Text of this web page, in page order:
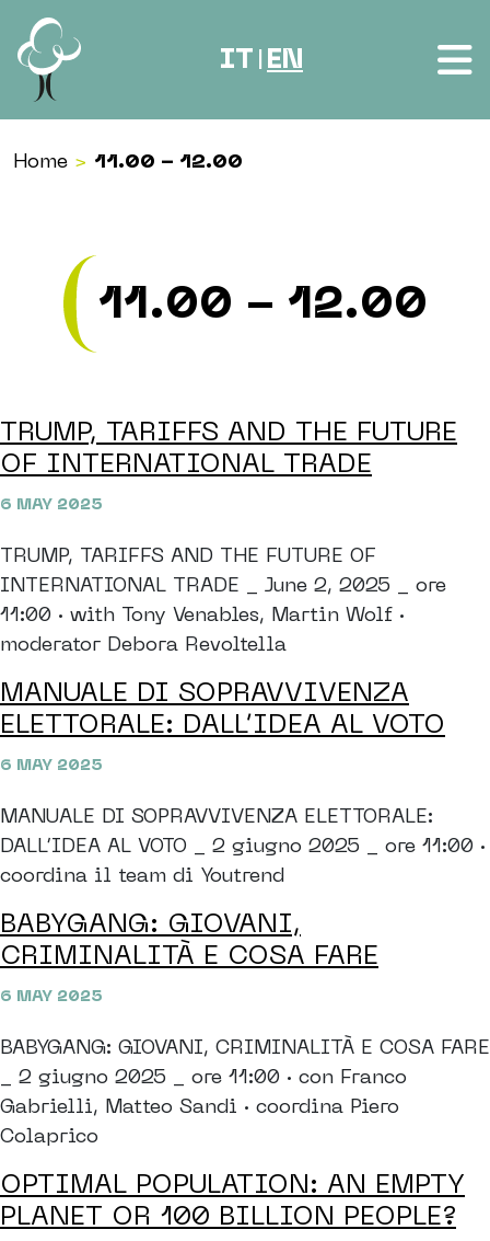
Skip to content
IT EN
Home > 11.00 - 12.00
11.00 - 12.00
TRUMP, TARIFFS AND THE FUTURE
OF INTERNATIONAL TRADE
6 MAY 2025
TRUMP, TARIFFS AND THE FUTURE OF
INTERNATIONAL TRADE _ June 2, 2025 _ ore
11:00 · with Tony Venables, Martin Wolf ·
moderator Debora Revoltella
MANUALE DI SOPRAVVIVENZA
ELETTORALE: DALL’IDEA AL VOTO
6 MAY 2025
MANUALE DI SOPRAVVIVENZA ELETTORALE:
DALL’IDEA AL VOTO _ 2 giugno 2025 _ ore 11:00 ·
coordina il team di Youtrend
BABYGANG: GIOVANI,
CRIMINALITÀ E COSA FARE
6 MAY 2025
BABYGANG: GIOVANI, CRIMINALITÀ E COSA FARE
_ 2 giugno 2025 _ ore 11:00 · con Franco
Gabrielli, Matteo Sandi · coordina Piero
Colaprico
OPTIMAL POPULATION: AN EMPTY
PLANET OR 100 BILLION PEOPLE?